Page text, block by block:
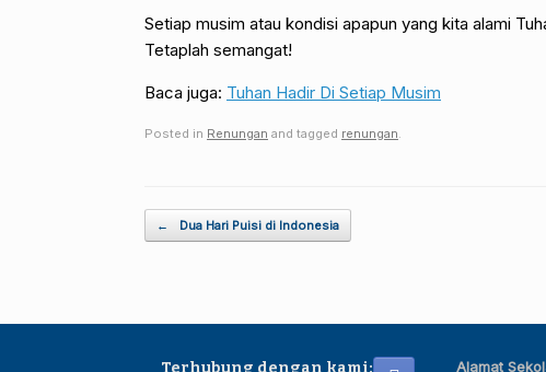
Setiap musim atau kondisi apapun yang kita alami
Tetaplah semangat!
Baca juga: Tuhan Hadir Di Setiap Musim
Posted in Renungan and tagged renungan
Post navigation
← Dua Hari Puisi di Indonesia
Terhubung dengan kami: Alamat